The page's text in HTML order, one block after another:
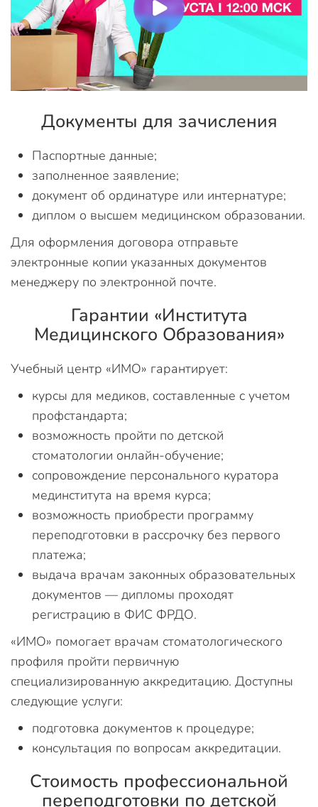
Документы для зачисления
Паспортные данные;
заполненное заявление;
документ об ординатуре или интернатуре;
диплом о высшем медицинском образовании.
Для оформления договора отправьте
электронные копии указанных документов
менеджеру по электронной почте.
Гарантии «Института
Медицинского Образования»
Учебный центр «ИМО» гарантирует:
курсы для медиков, составленные с учетом
профстандарта;
возможность пройти по детской
стоматологии онлайн-обучение;
сопровождение персонального куратора
мединститута на время курса;
возможность приобрести программу
переподготовки в рассрочку без первого
платежа;
выдача врачам законных образовательных
документов — дипломы проходят
регистрацию в ФИС ФРДО.
«ИМО» помогает врачам стоматологического
профиля пройти первичную
специализированную аккредитацию. Доступны
следующие услуги:
подготовка документов к процедуре;
консультация по вопросам аккредитации.
Стоимость профессиональной
переподготовки по детской